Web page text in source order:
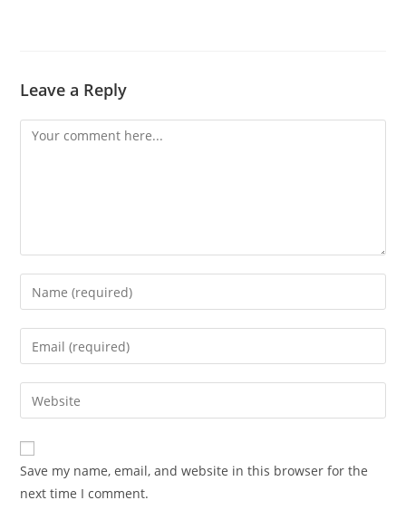
Leave a Reply
Comment
Enter
your
name
comment
Enter
your
email
address
comment
Enter
your
website
URL
(optional)
Save my name, email, and website in this browser for the
next time I comment.